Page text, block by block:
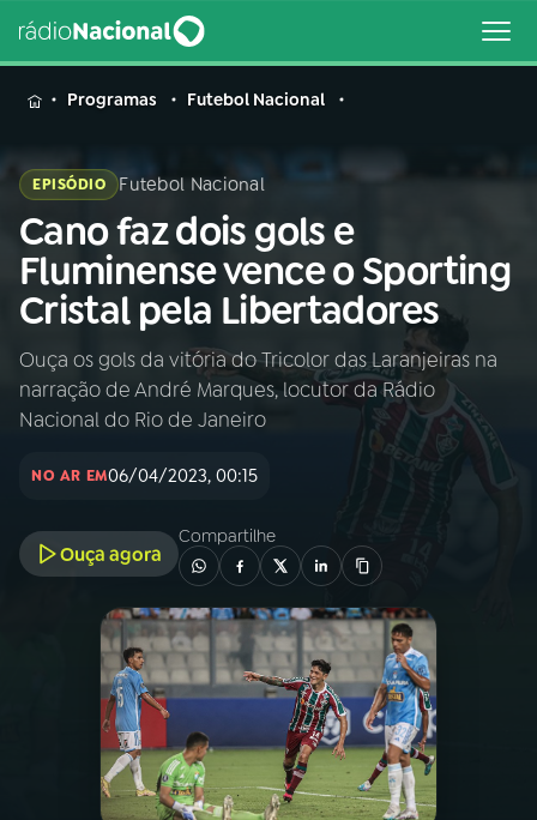
MENU
Buscar
na
Rádio
Nacional
Buscar
AO VIVO
PROGRAMAS
PODCASTS
Programas Futebol Nacional
EPISÓDIO Futebol Nacional
Cano faz dois gols e
Fluminense vence o Sporting
Cristal pela Libertadores
Ouça os gols da vitória do Tricolor das Laranjeiras na
narração de André Marques, locutor da Rádio
Nacional do Rio de Janeiro
NO AR EM06/04/2023, 00:15
Ouça agora
Compartilhe